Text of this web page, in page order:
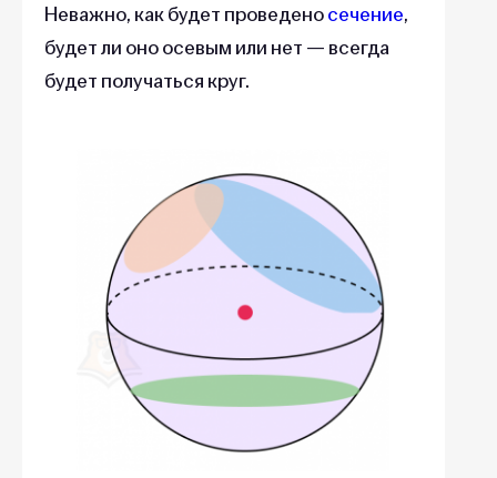
Неважно, как будет проведеносечение,
будет ли оно осевым или нет — всегда
будет получаться круг.